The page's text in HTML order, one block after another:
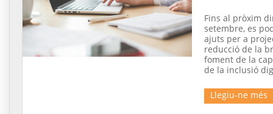
Fins al pròxim
setembre, es
ajuts per a
reducció de la
foment de la
de la inclusió
Llegiu-ne més